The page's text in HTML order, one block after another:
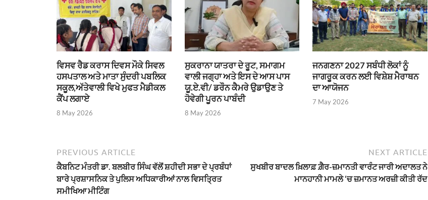
ਵਿਸਵ ਰੈਡ ਕਰਾਸ ਦਿਵਸ ਮੌਕੇ ਸਿਵਲ
ਹਸਪਤਾਲ ਅਤੇ ਮਾਤਾ ਸੁੰਦਰੀ ਪਬਲਿਕ
ਸਕੂਲ,ਅੱਤੇਵਾਲੀ ਵਿਖੇ ਮੁਫਤ ਮੈਡੀਕਲ
ਕੈਂਪ ਲਗਾਏ
8 May 2026
ਸੁਕਰਾਨਾ ਯਾਤਰਾ ਦੇ ਰੂਟ, ਸਮਾਗਮ
ਵਾਲੀ ਜਗ੍ਹਾ ਅਤੇ ਇਸ ਦੇ ਆਸ ਪਾਸ
ਯੂ.ਏ.ਵੀ/ ਡਰੌਨ ਕੈਮਰੇ ਉਡਾਉਣ ਤੇ
ਹੋਵੇਗੀ ਪੂਰਨ ਪਾਬੰਦੀ
8 May 2026
ਜਨਗਣਨਾ 2027 ਸਬੰਧੀ ਲੋਕਾਂ ਨੂੰ
ਜਾਗਰੂਕ ਕਰਨ ਲਈ ਵਿਸ਼ੇਸ਼ ਮੈਰਾਥਨ
ਦਾ ਆਯੋਜਨ
7 May 2026
PREVIOUS ARTICLE
ਕੈਬਨਿਟ ਮੰਤਰੀ ਡਾ. ਬਲਬੀਰ ਸਿੰਘ ਵੱਲੋਂ ਸ਼ਹੀਦੀ ਸਭਾ ਦੇ ਪ੍ਰਬੰਧਾਂ
ਬਾਰੇ ਪ੍ਰਸ਼ਾਸਨਿਕ ਤੇ ਪੁਲਿਸ ਅਧਿਕਾਰੀਆਂ ਨਾਲ ਵਿਸਤ੍ਰਿਤ
ਸਮੀਖਿਆ ਮੀਟਿੰਗ
NEXT ARTICLE
ਸੁਖਬੀਰ ਬਾਦਲ ਖ਼ਿਲਾਫ਼ ਗ਼ੈਰ-ਜ਼ਮਾਨਤੀ ਵਾਰੰਟ ਜਾਰੀ ਅਦਾਲਤ ਨੇ
ਮਾਨਹਾਨੀ ਮਾਮਲੇ ‘ਚ ਜ਼ਮਾਨਤ ਅਰਜ਼ੀ ਕੀਤੀ ਰੱਦ